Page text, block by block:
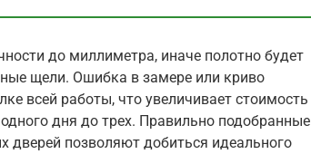
до миллиметра, иначе полотно будет
щели. Ошибка в замере или криво
всей работы, что увеличивает стоимость
дня до трех. Правильно подобранные
позволяют добиться идеального